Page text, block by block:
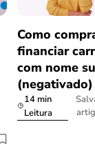
Como
financiar
com nome
(negativado)
14 min
Leitura